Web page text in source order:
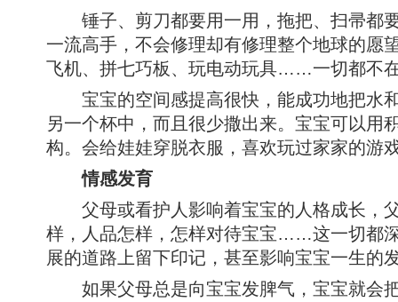
锤子、剪刀都要用一用，拖把、扫帚都
一流高手，不会修理却有修理整个地球的愿
飞机、拼七巧板、玩电动玩具……一切都不
宝宝的空间感提高很快，能成功地把水
另一个杯中，而且很少撒出来。宝宝可以用
构。会给娃娃穿脱衣服，喜欢玩过家家的游
情感发育
父母或看护人影响着宝宝的人格成长，
样，人品怎样，怎样对待宝宝……这一切都
展的道路上留下印记，甚至影响宝宝一生的
如果父母总是向宝宝发脾气，宝宝就会把